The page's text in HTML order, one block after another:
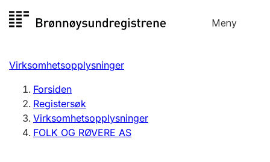
til
Meny
Registersøk
Aksjeselskap
Enkeltpersonforetak
Registrere, endre, slette
Virksomhetsopplysninger
Forsiden
Registersøk
Virksomhetsopplysninger
FOLK OG RØVERE AS